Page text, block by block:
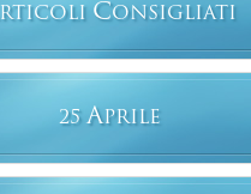
RTICOLI CONSIGLIATI
25 APRILE